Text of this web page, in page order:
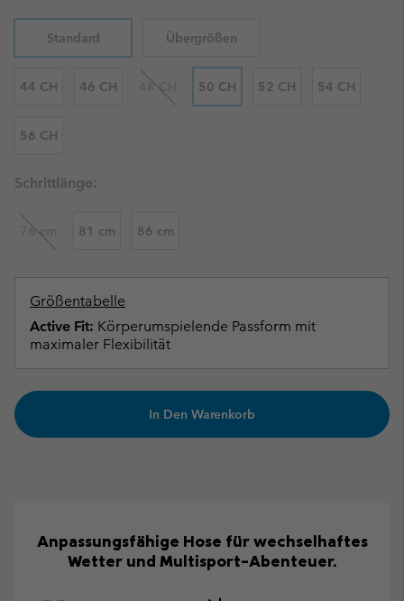
Standard Übergrößen
44 CH 46 CH 48 CH 50 CH 52 CH 54 CH
56 CH
Schrittlänge:
76 cm 81 cm 86 cm
Größentabelle
Active Fit: Körperumspielende Passform mit
maximaler Flexibilität
In Den Warenkorb
Anpassungsfähige Hose für wechselhaftes
Wetter und Multisport-Abenteuer.